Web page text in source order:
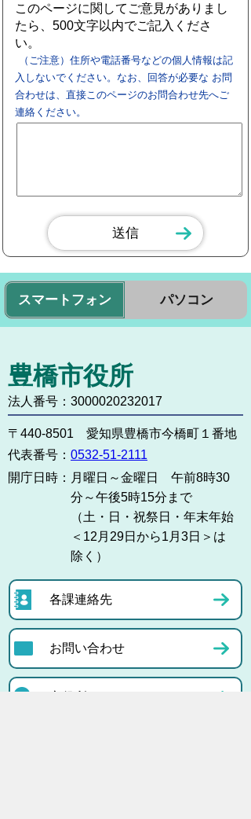
このページに関してご意見がありまし
たら、500文字以内でご記入くださ
い。
（ご注意）住所や電話番号などの個人情報は記
入しないでください。なお、回答が必要な お問
合わせは、直接このページのお問合わせ先へご
連絡ください。
スマートフォン パソコン
豊橋市役所
法人番号：3000020232017
〒440-8501 愛知県豊橋市今橋町１番地
代表番号： 0532-51-2111
開庁日時： 月曜日～金曜日 午前8時30
分～午後5時15分まで
（土・日・祝祭日・年末年始
＜12月29日から1月3日＞は
除く）
各課連絡先
お問い合わせ